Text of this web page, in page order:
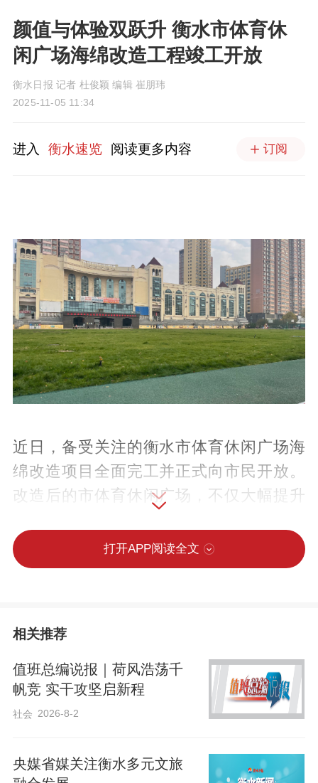
颜值与体验双跃升 衡水市体育休
闲广场海绵改造工程竣工开放
衡水日报 记者 杜俊颖 编辑 崔朋玮
2025-11-05 11:34
进入 衡水速览 阅读更多内容 订阅
近日，备受关注的衡水市体育休闲广场海
绵改造项目全面完工并正式向市民开放。
改造后的市体育休闲广场，不仅大幅提升
升级改造，实现了“颜值”与使用体验的双重
提升，为市民打造出更舒适、更宜居的健
11月5日清晨，许多市民迎着晨光正在焕然
一新的市体育休闲广场上散步、慢跑，绿
色的草坪、崭新的跑道，让大家感到格外
惬意。“改造后的广场更加漂亮，跑道也更
上再出现积水问题了！”一位市民对改造后
打开APP阅读全文
相关推荐
值班总编说报｜荷风浩荡千
帆竞 实干攻坚启新程
社会 2026-8-2
央媒省媒关注衡水多元文旅